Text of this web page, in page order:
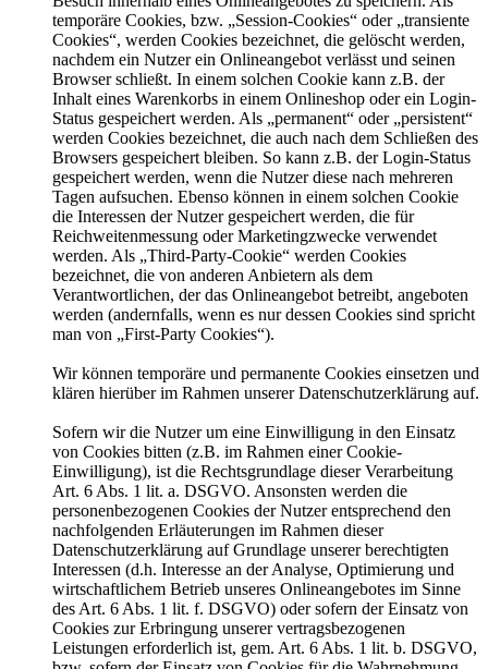
temporäre Cookies, bzw. „Session-Cookies“ oder „transiente
Cookies“, werden Cookies bezeichnet, die gelöscht werden,
nachdem ein Nutzer ein Onlineangebot verlässt und seinen
Browser schließt. In einem solchen Cookie kann z.B. der
Inhalt eines Warenkorbs in einem Onlineshop oder ein Login-
Status gespeichert werden. Als „permanent“ oder „persistent“
werden Cookies bezeichnet, die auch nach dem Schließen des
Browsers gespeichert bleiben. So kann z.B. der Login-Status
gespeichert werden, wenn die Nutzer diese nach mehreren
Tagen aufsuchen. Ebenso können in einem solchen Cookie
die Interessen der Nutzer gespeichert werden, die für
Reichweitenmessung oder Marketingzwecke verwendet
werden. Als „Third-Party-Cookie“ werden Cookies
bezeichnet, die von anderen Anbietern als dem
Verantwortlichen, der das Onlineangebot betreibt, angeboten
werden (andernfalls, wenn es nur dessen Cookies sind spricht
man von „First-Party Cookies“).
Wir können temporäre und permanente Cookies einsetzen und
klären hierüber im Rahmen unserer Datenschutzerklärung auf.
Sofern wir die Nutzer um eine Einwilligung in den Einsatz
von Cookies bitten (z.B. im Rahmen einer Cookie-
Einwilligung), ist die Rechtsgrundlage dieser Verarbeitung
Art. 6 Abs. 1 lit. a. DSGVO. Ansonsten werden die
personenbezogenen Cookies der Nutzer entsprechend den
nachfolgenden Erläuterungen im Rahmen dieser
Datenschutzerklärung auf Grundlage unserer berechtigten
Interessen (d.h. Interesse an der Analyse, Optimierung und
wirtschaftlichem Betrieb unseres Onlineangebotes im Sinne
des Art. 6 Abs. 1 lit. f. DSGVO) oder sofern der Einsatz von
Cookies zur Erbringung unserer vertragsbezogenen
Leistungen erforderlich ist, gem. Art. 6 Abs. 1 lit. b. DSGVO,